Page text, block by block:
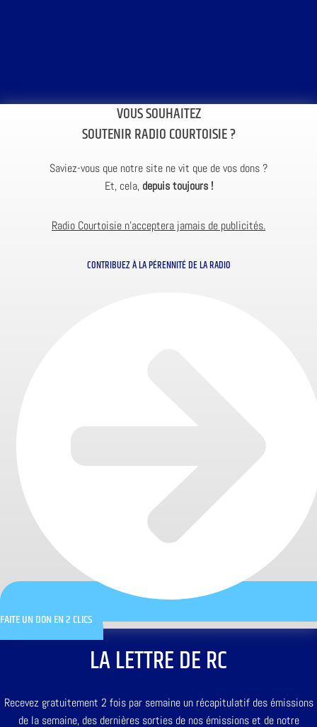
VOUS SOUHAITEZ
SOUTENIR RADIO COURTOISIE ?
Saviez-vous que notre site ne vit que de vos dons ?
Et, cela, depuis toujours !
Radio Courtoisie n’acceptera jamais de publicités.
CONTRIBUEZ À LA PÉRENNITÉ DE LA RADIO
FAITE UN DON EN 2 CLICS
LA LETTRE DE RC
Recevez gratuitement 2 fois par semaine un récapitulatif des émissions
de la semaine, des dernières sorties de nos émissions et de notre